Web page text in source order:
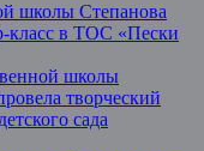
школы Степанова
класс в ТОС «Пески
школы
творческий
сада